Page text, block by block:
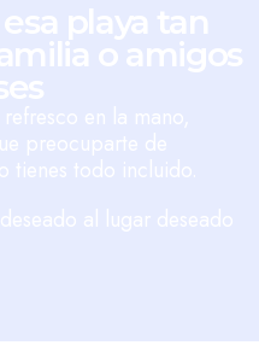
playa tan
o amigos
en la mano,
preocuparte de
tienes todo incluido.
al lugar deseado